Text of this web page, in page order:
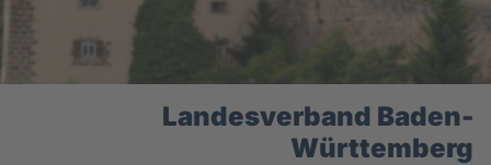
Landesverband Baden-
Württemberg